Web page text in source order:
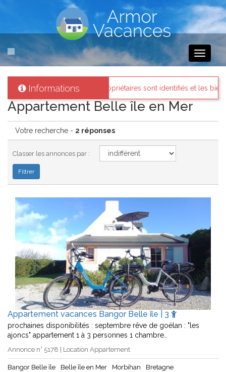
Toggle
Informations
: Tous les propriétaires sont identifiés et les biens loués
Appartement Belle île en Mer
Votre recherche - 2 réponses
Classer les annonces par :
Appartement vacances Bangor Belle île | 3
prochaines disponibilités : septembre rêve de goélan : "les
ajoncs" appartement 1 à 3 personnes 1 chambre…
Annonce n° 5178 | Location Appartement
Bangor Belle île Belle île en Mer Morbihan Bretagne